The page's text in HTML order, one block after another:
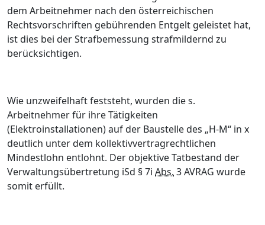
dem Arbeitnehmer nach den österreichischen
Rechtsvorschriften gebührenden Entgelt geleistet hat,
ist dies bei der Strafbemessung strafmildernd zu
berücksichtigen.
Wie unzweifelhaft feststeht, wurden die s.
Arbeitnehmer für ihre Tätigkeiten
(Elektroinstallationen) auf der Baustelle des „H-M“ in x
deutlich unter dem kollektivvertragrechtlichen
Mindestlohn entlohnt. Der objektive Tatbestand der
Verwaltungsübertretung iSd § 7i Abs. 3 AVRAG wurde
somit erfüllt.